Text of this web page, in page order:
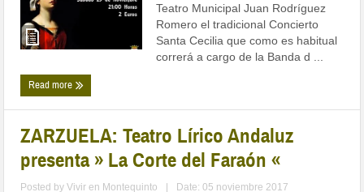
Teatro Municipal Juan Rodríguez
Romero el tradicional Concierto
Santa Cecilia que como es habitual
correrá a cargo de la Banda d ...
Read more
ZARZUELA: Teatro Lírico Andaluz
presenta » La Corte del Faraón «
Posted byVivir en Montequinto Date: 05 noviembre 2017